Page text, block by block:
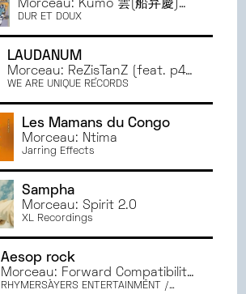
Morceau: Kumo 雲(船弁慶)
part1
DUR ET DOUX
LAUDANUM
Morceau: ReZisTanZ (feat. p4
bastien crinon)
WE ARE UNIQUE RECORDS
Les Mamans du Congo
Morceau: Ntima
Jarring Effects
Sampha
Morceau: Spirit 2.0
XL Recordings
Aesop rock
Morceau: Forward Compatibility
Engine (feat. Rob Sonic)
RHYMERSAYERS ENTERTAINMENT /